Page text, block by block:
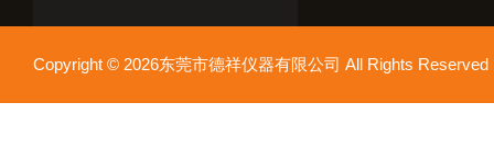
Copyright © 2026东莞市德祥仪器有限公司 All Rights